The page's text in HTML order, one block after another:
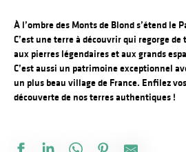
À l’ombre des Monts de Blond s’étend le
C’est une terre à découvrir qui regorge
aux pierres légendaires et aux grands
C’est aussi un patrimoine exceptionnel
un plus beau village de France. Enfilez
découverte de nos terres authentiques !